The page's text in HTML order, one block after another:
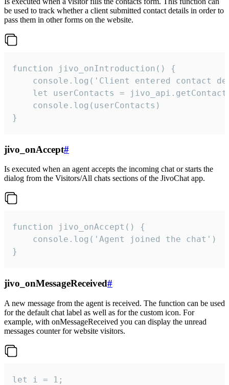
be used to track whether a client submitted contact details in order to
pass them in other forms on the website.
function jivo_onIntroduction() {
console.log('Client entered contact
let userContacts =
    console.log(userContacts)
}
jivo_onAccept#
Is executed when an agent accepts the incoming chat or starts the
dialog from the Visitors/All chats sections of the JivoChat app.
function jivo_onAccept() {
}
jivo_onMessageReceived#
A new message from the agent is received. The function can be used
for the default chat label as well as for the custom icon. For
example, with onMessageReceived you can display the unread
messages counter for website visitors.
let i = 1;